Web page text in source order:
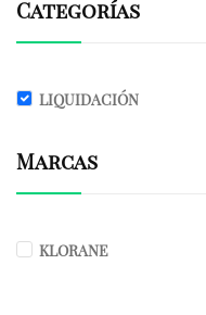
Categorías
LIQUIDACIÓN
Marcas
KLORANE